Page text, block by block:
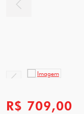
R$ 709,00